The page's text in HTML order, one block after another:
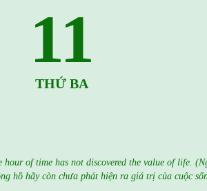
11
THỨ BA
hour of time has not discovered the value of life.
hồ hãy còn chưa phát hiện ra giá trị của cuộc